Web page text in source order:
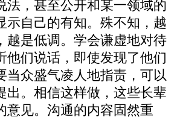
法，甚至公开和某一领域的
示自己的有知。殊不知，越
越是低调。学会谦虚地对待
他们说话，即使发现了他们
当众盛气凌人地指责，可以
出。相信这样做，这些长辈
意见。沟通的内容固然重